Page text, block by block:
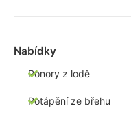
Nabídky
Ponory z lodě
Potápění ze břehu